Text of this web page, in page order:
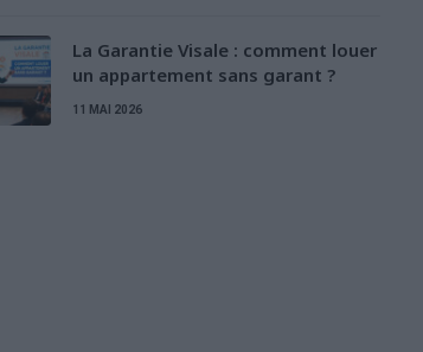
La Garantie Visale : comment louer
un appartement sans garant ?
11 MAI 2026